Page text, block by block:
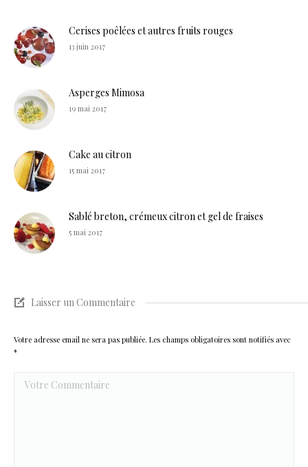
Cerises poêlées et autres fruits rouges
13 juin 2017
Asperges Mimosa
19 mai 2017
Cake au citron
15 mai 2017
Sablé breton, crémeux citron et gel de fraises
5 mai 2017
Laisser un Commentaire
Votre adresse email ne sera pas publiée. Les champs obligatoires sont notifiés avec
*